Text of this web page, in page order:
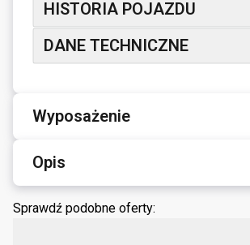
HISTORIA POJAZDU
DANE TECHNICZNE
Wyposażenie
Opis
Sprawdź podobne oferty: